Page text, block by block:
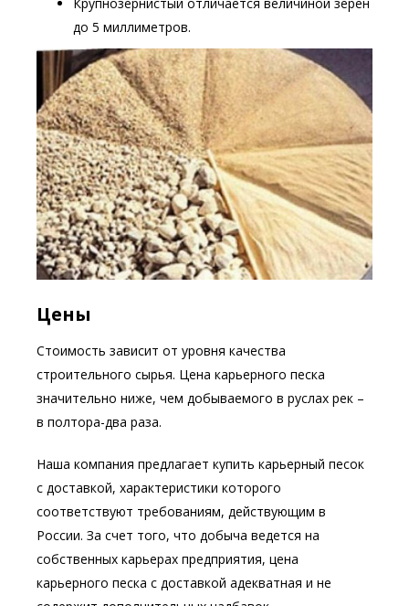
Крупнозернистый отличается величиной зерен
до 5 миллиметров.
Цены
Стоимость зависит от уровня качества
строительного сырья. Цена карьерного песка
значительно ниже, чем добываемого в руслах рек –
в полтора-два раза.
Наша компания предлагает купить карьерный песок
с доставкой, характеристики которого
соответствуют требованиям, действующим в
России. За счет того, что добыча ведется на
собственных карьерах предприятия, цена
карьерного песка с доставкой адекватная и не